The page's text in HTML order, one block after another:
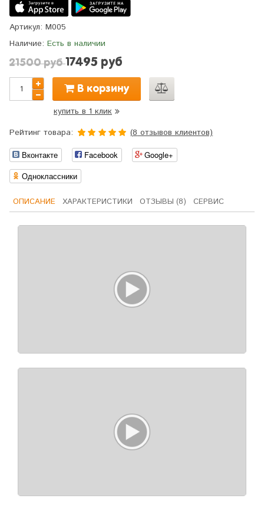
Артикул: M005
Наличие: Есть в наличии
21500 руб17495 руб
В корзину
купить в 1 клик
Рейтинг товара:
основано
на
оценках
(8 отзывов клиентов)
Вконтакте Facebook
Google+
Одноклассники
ОПИСАНИЕ ХАРАКТЕРИСТИКИ ОТЗЫВЫ (8) СЕРВИС